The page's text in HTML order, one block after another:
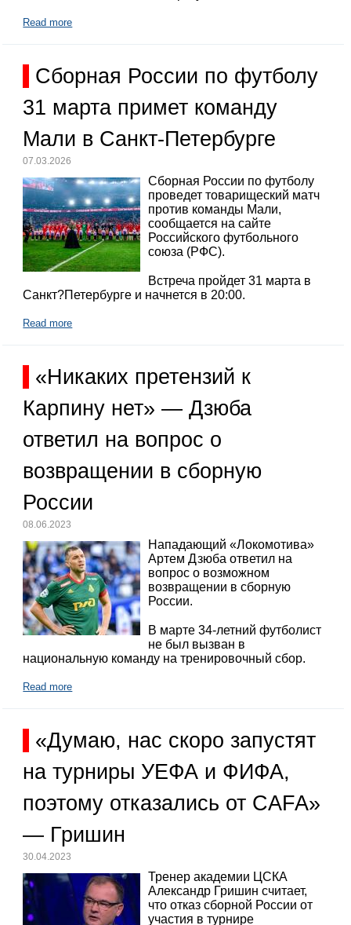
Read more
Сборная России по футболу
31 марта примет команду
Мали в Санкт-Петербурге
07.03.2026
Сборная России по футболу
проведет товарищеский матч
против команды Мали,
сообщается на сайте
Российского футбольного
союза (РФС).
Встреча пройдет 31 марта в
Санкт?Петербурге и начнется в 20:00.
Read more
«Никаких претензий к
Карпину нет» — Дзюба
ответил на вопрос о
возвращении в сборную
России
08.06.2023
Нападающий «Локомотива»
Артем Дзюба ответил на
вопрос о возможном
возвращении в сборную
России.
В марте 34-летний футболист
не был вызван в
национальную команду на тренировочный сбор.
Read more
«Думаю, нас скоро запустят
на турниры УЕФА и ФИФА,
поэтому отказались от CAFA»
— Гришин
30.04.2023
Тренер академии ЦСКА
Александр Гришин считает,
что отказ сборной России от
участия в турнире